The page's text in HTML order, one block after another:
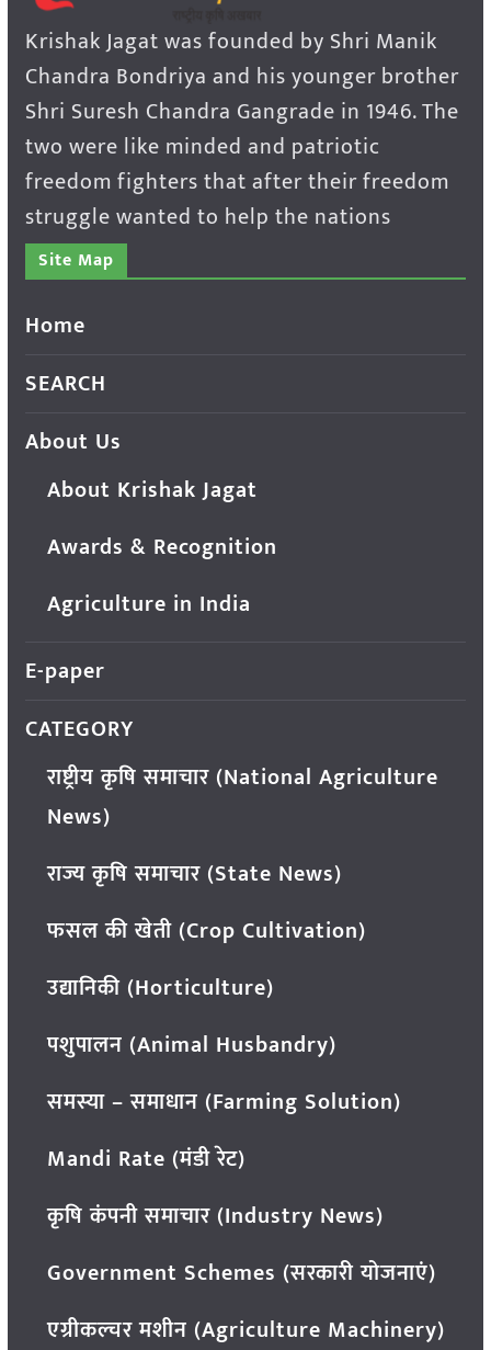
Krishak Jagat was founded by Shri Manik
Chandra Bondriya and his younger brother
Shri Suresh Chandra Gangrade in 1946. The
two were like minded and patriotic
freedom fighters that after their freedom
struggle wanted to help the nations
Site Map
Home
SEARCH
About Us
About Krishak Jagat
Awards & Recognition
Agriculture in India
E-paper
CATEGORY
राष्ट्रीय कृषि समाचार (National Agriculture
News)
राज्य कृषि समाचार (State News)
फसल की खेती (Crop Cultivation)
उद्यानिकी (Horticulture)
पशुपालन (Animal Husbandry)
समस्या – समाधान (Farming Solution)
Mandi Rate (मंडी रेट)
कृषि कंपनी समाचार (Industry News)
Government Schemes (सरकारी योजनाएं)
एग्रीकल्चर मशीन (Agriculture Machinery)